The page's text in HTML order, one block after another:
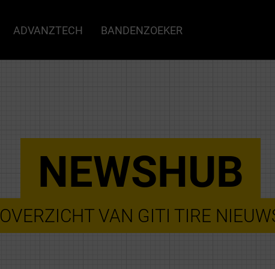
ADVANZTECH BANDENZOEKER
NEWSHUB
OVERZICHT VAN GITI TIRE